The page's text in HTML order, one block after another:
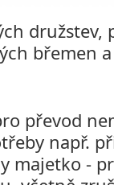
družstev,
břemen
převod
např.
majetko -